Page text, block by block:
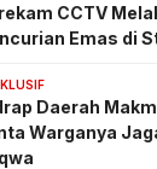
CCTV
Emas di
Daerah
Warganya